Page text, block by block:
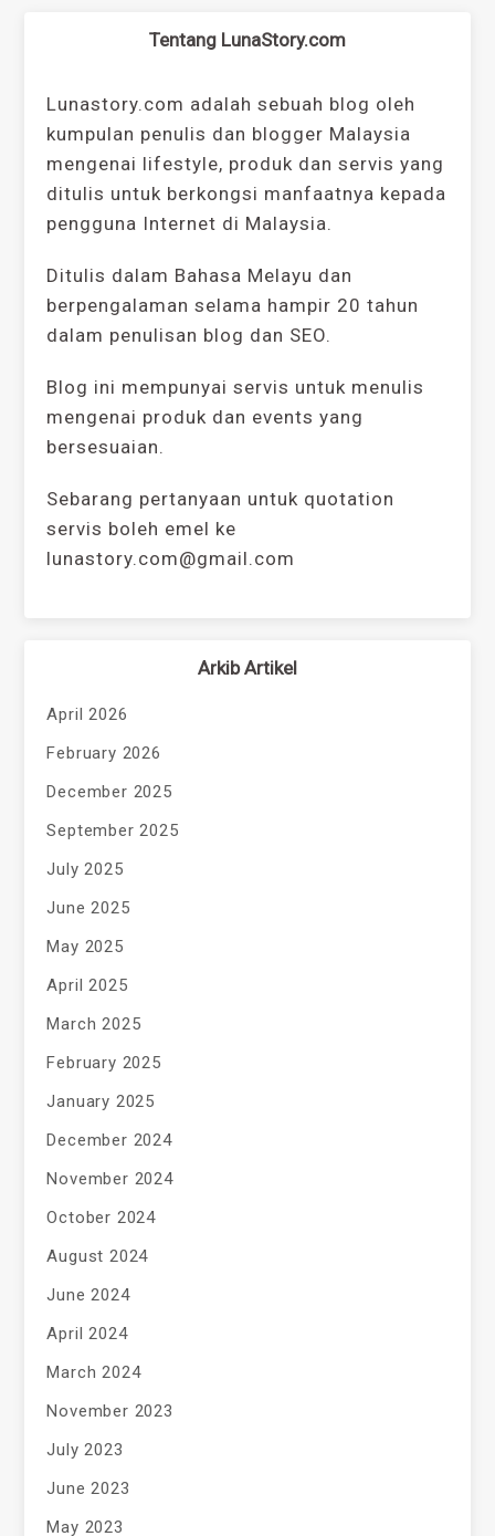
Tentang LunaStory.com
Lunastory.com adalah sebuah blog oleh
kumpulan penulis dan blogger Malaysia
mengenai lifestyle, produk dan servis yang
ditulis untuk berkongsi manfaatnya kepada
pengguna Internet di Malaysia.
Ditulis dalam Bahasa Melayu dan
berpengalaman selama hampir 20 tahun
dalam penulisan blog dan SEO.
Blog ini mempunyai servis untuk menulis
mengenai produk dan events yang
bersesuaian.
Sebarang pertanyaan untuk quotation
servis boleh emel ke
lunastory.com@gmail.com
Arkib Artikel
April 2026
February 2026
December 2025
September 2025
July 2025
June 2025
May 2025
April 2025
March 2025
February 2025
January 2025
December 2024
November 2024
October 2024
August 2024
June 2024
April 2024
March 2024
November 2023
July 2023
June 2023
May 2023